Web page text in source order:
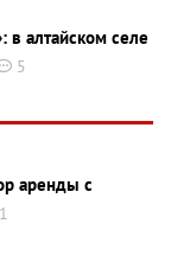
в алтайском селе
5
аренды с
1